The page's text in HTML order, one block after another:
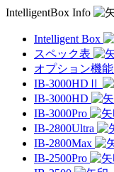
IntelligentBox Info
Intelligent Box
スペック表
オプション機能
IB-3000HDⅡ
IB-3000HD
IB-3000Pro
IB-2800Ultra
IB-2800Max
IB-2500Pro